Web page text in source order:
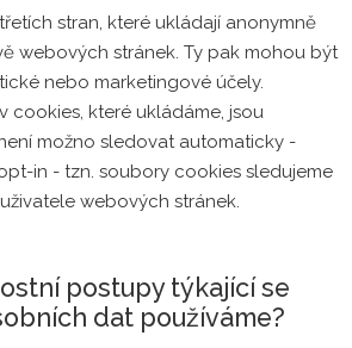
stran, které ukládají anonymně
webových stránek. Ty pak mohou být
nebo marketingové účely.
cookies, které ukládáme, jsou
možno sledovat automaticky -
in - tzn. soubory cookies sledujeme
webových stránek.
postupy týkající se
dat používáme?